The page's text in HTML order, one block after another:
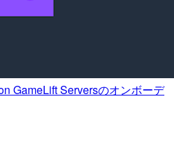
GameLift Serversのオンボーデ